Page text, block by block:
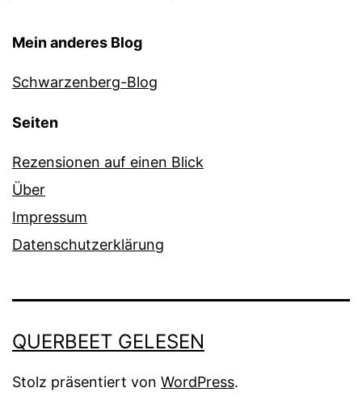
Mein anderes Blog
Schwarzenberg-Blog
Seiten
Rezensionen auf einen Blick
Über
Impressum
Datenschutzerklärung
QUERBEET GELESEN
Stolz präsentiert von WordPress.